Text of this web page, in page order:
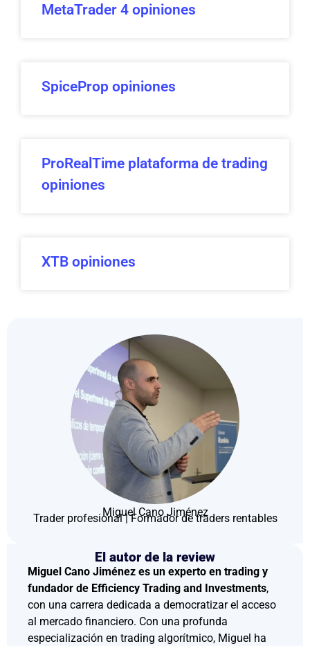
MetaTrader 4 opiniones
SpiceProp opiniones
ProRealTime plataforma de trading
opiniones
XTB opiniones
Miguel Cano Jiménez
Trader profesional | Formador de traders rentables
El autor de la review
Miguel Cano Jiménez es un experto en trading y
fundador de Efficiency Trading and Investments,
con una carrera dedicada a democratizar el acceso
al mercado financiero. Con una profunda
especialización en trading algorítmico, Miguel ha